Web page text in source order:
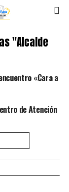
"Alcalde
«Cara a
de Atención